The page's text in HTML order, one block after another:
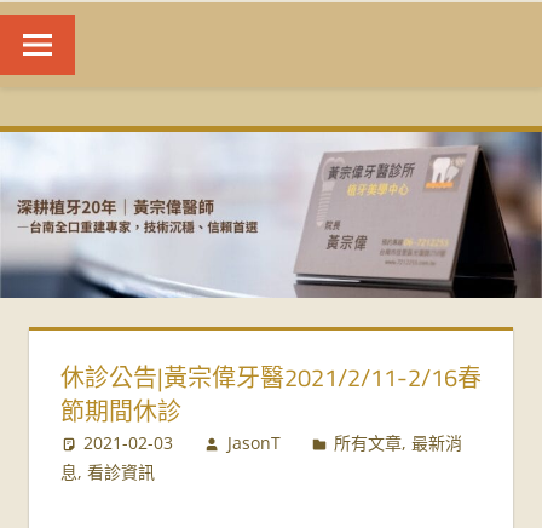
台
南
植
牙
|
黃
宗
休診公告|黃宗偉牙醫2021/2/11-2/16春
節期間休診
2021-02-03 JasonT 所有文章,最新消
息, 看診資訊